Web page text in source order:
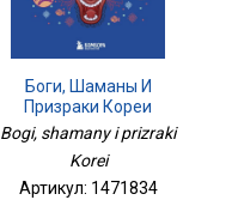
Боги, Шаманы И
Призраки Кореи
Bogi, shamany i prizraki
Korei
Артикул: 1471834